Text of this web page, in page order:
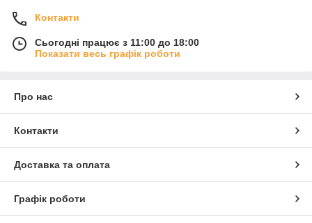
Контакти
Сьогодні працює з 11:00 до 18:00
Показати весь графік роботи
Про нас
Контакти
Доставка та оплата
Графік роботи